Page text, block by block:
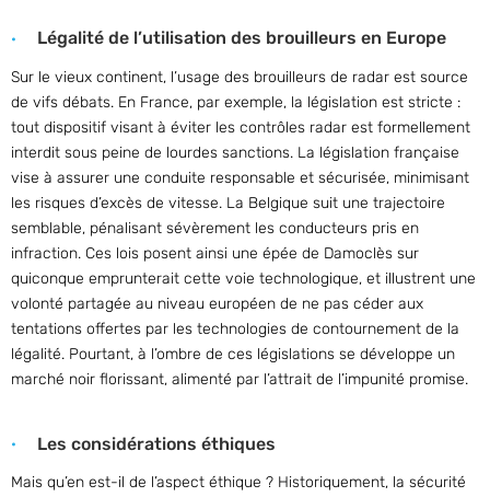
Légalité de l’utilisation des brouilleurs en Europe
Sur le vieux continent, l’usage des brouilleurs de radar est source
de vifs débats. En France, par exemple, la législation est stricte :
tout dispositif visant à éviter les contrôles radar est formellement
interdit sous peine de lourdes sanctions. La législation française
vise à assurer une conduite responsable et sécurisée, minimisant
les risques d’excès de vitesse. La Belgique suit une trajectoire
semblable, pénalisant sévèrement les conducteurs pris en
infraction. Ces lois posent ainsi une épée de Damoclès sur
quiconque emprunterait cette voie technologique, et illustrent une
volonté partagée au niveau européen de ne pas céder aux
tentations offertes par les technologies de contournement de la
légalité. Pourtant, à l’ombre de ces législations se développe un
marché noir florissant, alimenté par l’attrait de l’impunité promise.
Les considérations éthiques
Mais qu’en est-il de l’aspect éthique ? Historiquement, la sécurité